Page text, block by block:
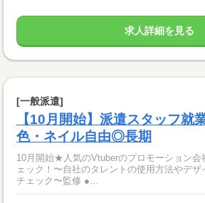
求人詳細を見る
[一般派遣]
【10月開始】派遣スタッフ就
色・ネイル自由◎長期
10月開始★人気のVtuberのプロモーション会
ェック！〜自社のタレントの使用方法やデ
チェック〜監修 ●...